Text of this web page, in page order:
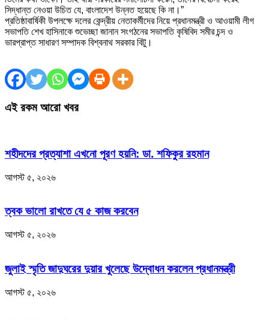
সিদ্ধান্ত নেওয়া উচিত যে, বাংলাদেশ উন্নত হয়েছে কি না।”
প্রতিষ্ঠাবার্ষিকী উপলক্ষে দলের কেন্দ্রীয় নেতাকর্মীদের নিয়ে প্রধানমন্ত্রী ও আওয়ামী লীগ
সভাপতি শেখ হাসিনাকে শুভেচ্ছা জানান সংগঠনের সভাপতি কৃষিবিদ সমীর চন্দ ও
ভারপ্রাপ্ত সাধারণ সম্পাদক বিশ্বনাথ সরকার বিটু।
এই রকম আরো খবর
শহীদদের প্রত্যাশা এখনো পূরণ হয়নি: ডা. শফিকুর রহমান
আগস্ট ৫, ২০২৬
ত্বক ভালো রাখতে যে ৫ কাজ করবেন
আগস্ট ৫, ২০২৬
জুলাই স্মৃতি জাদুঘরের দুয়ার খুলেছে উদ্বোধন করলেন প্রধানমন্ত্রী
আগস্ট ৫, ২০২৬